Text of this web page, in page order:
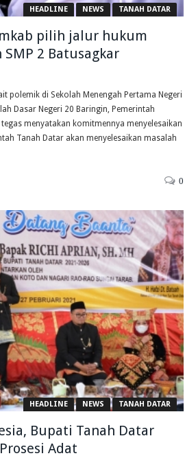
HEADLINE NEWS TANAH DATAR
pilih jalur hukum
2 Batusagkar
polemik di Sekolah Menengah Pertama Negeri
Dasar Negeri 20 Baringin, Pemerintah
menyatakan komitmennya menyelesaikan
Tanah Datar akan menyelesaikan masalah
0
HEADLINE NEWS TANAH DATAR
Bupati Tanah Datar
Adat